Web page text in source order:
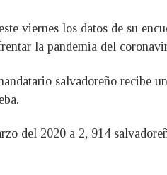
viernes los datos de su
la pandemia del
salvadoreño
del 2020 a 2, 914